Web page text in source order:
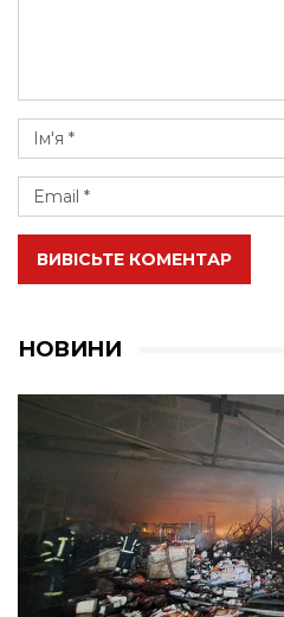
ВИВІСЬТЕ КОМЕНТАР
НОВИНИ